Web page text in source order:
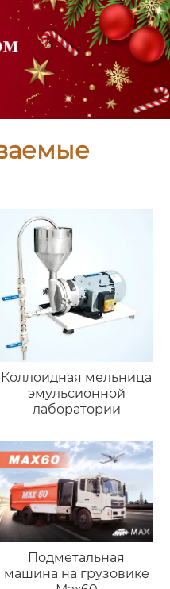
Коллоидная мельница
эмульсионной
лаборатории
Подметальная
машина на грузовике